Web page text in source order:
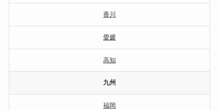
香川
愛媛
高知
九州
福岡